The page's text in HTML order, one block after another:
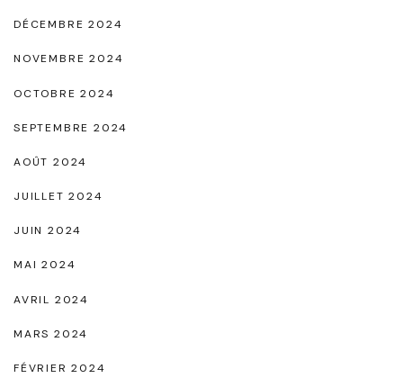
a
g
e
DÉCEMBRE 2024
NOVEMBRE 2024
OCTOBRE 2024
SEPTEMBRE 2024
AOÛT 2024
JUILLET 2024
JUIN 2024
MAI 2024
AVRIL 2024
MARS 2024
FÉVRIER 2024